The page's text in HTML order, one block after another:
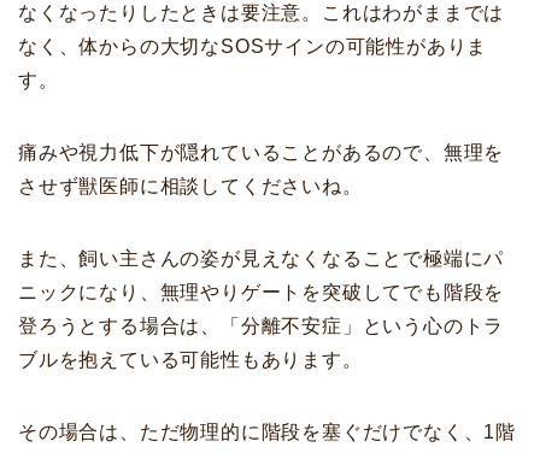
なくなったりしたときは要注意。これはわがままでは
なく、体からの大切なSOSサインの可能性がありま
す。
痛みや視力低下が隠れていることがあるので、無理を
させず獣医師に相談してくださいね。
また、飼い主さんの姿が見えなくなることで極端にパ
ニックになり、無理やりゲートを突破してでも階段を
登ろうとする場合は、「分離不安症」という心のトラ
ブルを抱えている可能性もあります。
その場合は、ただ物理的に階段を塞ぐだけでなく、1階